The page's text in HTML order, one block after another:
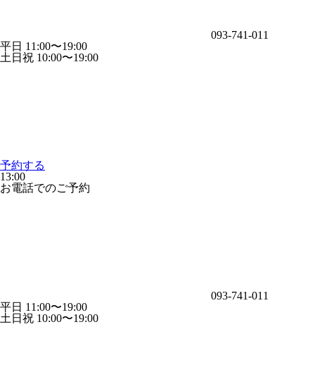
093-741-011
平日 11:00〜19:00
土日祝 10:00〜19:00
予約する
13:00
お電話でのご予約
093-741-011
平日 11:00〜19:00
土日祝 10:00〜19:00